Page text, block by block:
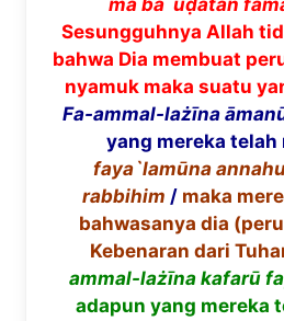
māba` ūḍatan fam
Sesungguhnya Allah
bahwa Dia membuat
nyamuk maka suatu
Fa-ammal-lażīna āman
yang mereka telah
faya`lamūna
rabbihim / maka
bahwasanya dia
Kebenaran dari
ammal-lażīna kafarū
adapun yang mereka